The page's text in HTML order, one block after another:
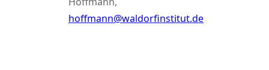
hoffmann@waldorfinstitut.de